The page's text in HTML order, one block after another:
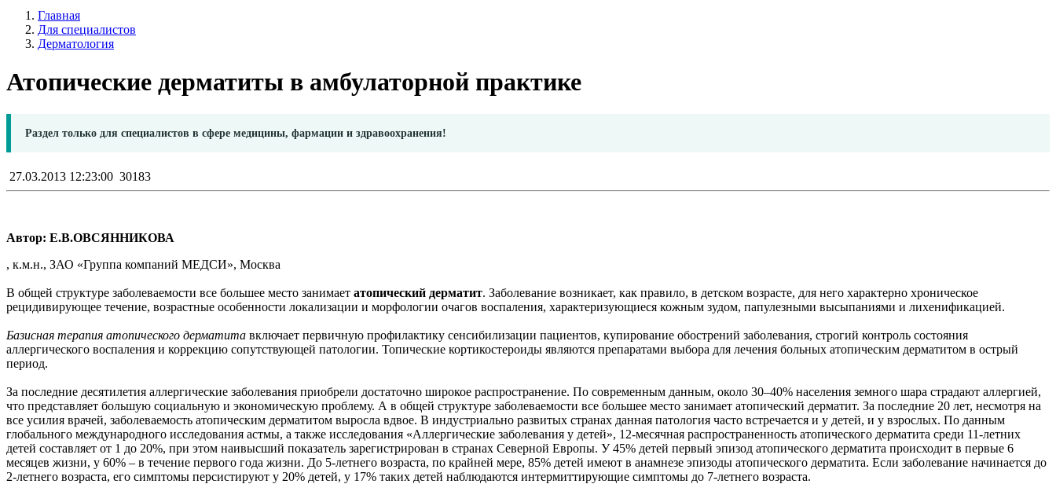
Главная
Для специалистов
Дерматология
Атопические дерматиты в амбулаторной практике
Раздел только для специалистов в сфере медицины, фармации и здравоохранения!
27.03.2013 12:23:00 30183
Автор: Е.В.ОВСЯННИКОВА
, к.м.н., ЗАО «Группа компаний МЕДСИ», Москва
В общей структуре заболеваемости все большее место занимает атопический дерматит. Заболевание возникает, как правило, в детском возрасте, для него характерно хроническое
рецидивирующее течение, возрастные особенности локализации и морфологии очагов воспаления, характеризующиеся кожным зудом, папулезными высыпаниями и лихенификацией.
Базисная терапия атопического дерматита включает первичную профилактику сенсибилизации пациентов, купирование обострений заболевания, строгий контроль состояния
аллергического воспаления и коррекцию сопутствующей патологии. Топические кортикостероиды являются препаратами выбора для лечения больных атопическим дерматитом в острый
период.
За последние десятилетия аллергические заболевания приобрели достаточно широкое распространение. По современным данным, около 30–40% населения земного шара страдают аллергией,
что представляет большую социальную и экономическую проблему. А в общей структуре заболеваемости все большее место занимает атопический дерматит. За последние 20 лет, несмотря на
все усилия врачей, заболеваемость атопическим дерматитом выросла вдвое. В индустриально развитых странах данная патология часто встречается и у детей, и у взрослых. По данным
глобального международного исследования астмы, а также исследования «Аллергические заболевания у детей», 12-месячная распространенность атопического дерматита среди 11-летних
детей составляет от 1 до 20%, при этом наивысший показатель зарегистрирован в странах Северной Европы. У 45% детей первый эпизод атопического дерматита происходит в первые 6
месяцев жизни, у 60% – в течение первого года жизни. До 5-летнего возраста, по крайней мере, 85% детей имеют в анамнезе эпизоды атопического дерматита. Если заболевание начинается до
2-летнего возраста, его симптомы персистируют у 20% детей, у 17% таких детей наблюдаются интермиттирующие симптомы до 7-летнего возраста.